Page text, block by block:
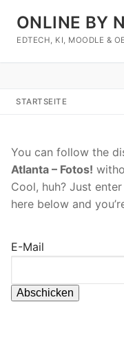
Inhalt
springen
ONLINE BY
EDTECH, KI, MOODLE &
STARTSEITE
You can follow the
Atlanta – Fotos!
Cool, huh? Just
here below and
E-Mail